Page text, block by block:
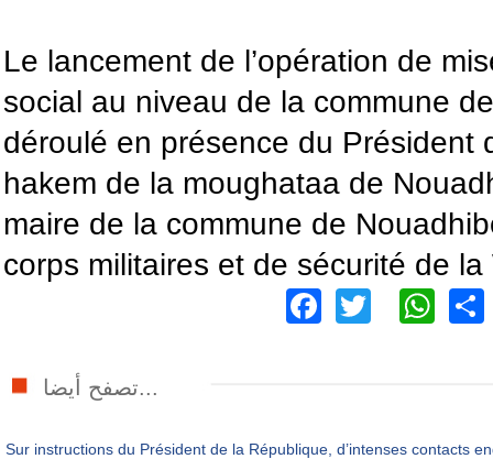
Le lancement de l’opération de
social au niveau de la commune
déroulé en présence du Président
hakem de la moughataa de
maire de la commune de
corps militaires et de sécurité de la
Facebook
Twitter
تصفح أيضا...
Sur instructions du Président de la République, d’intenses contacts